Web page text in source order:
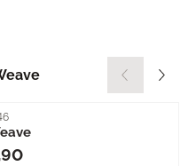
271,90